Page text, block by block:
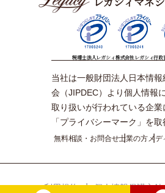
税理士法人レガシィ株式会社レガシィ行政
当社は一般財団法人日本情
会（JIPDEC）より個人情報
取り扱いが行われている企業
「プライバシーマーク」を取
無料相談・お問合せ士業の方メデ
利用規約 個人情報保護方針